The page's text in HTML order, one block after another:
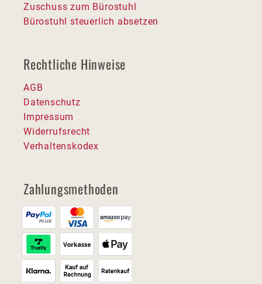
Zuschuss zum Bürostuhl
Bürostuhl steuerlich absetzen
Rechtliche Hinweise
AGB
Datenschutz
Impressum
Widerrufsrecht
Verhaltenskodex
Zahlungsmethoden